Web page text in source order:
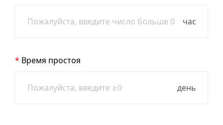
час
Время простоя
день